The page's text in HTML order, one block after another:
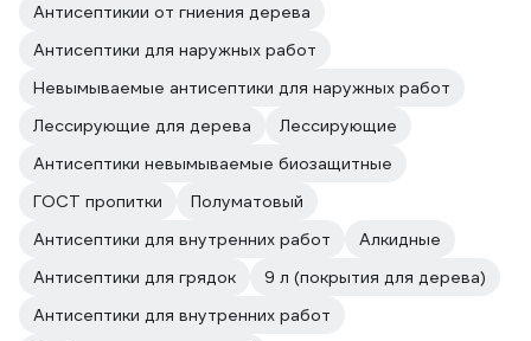
Антисептикии от гниения дерева
Антисептики для наружных работ
Невымываемые антисептики для наружных работ
Лессирующие для дерева
Лессирующие
Антисептики невымываемые биозащитные
ГОСТ пропитки
Полуматовый
Антисептики для внутренних работ
Алкидные
Антисептики для грядок
9 л (покрытия для дерева)
Антисептики для внутренних работ